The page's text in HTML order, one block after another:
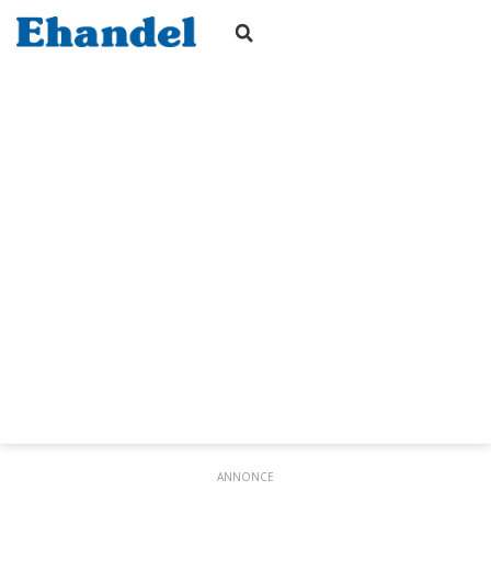
ANNONCE